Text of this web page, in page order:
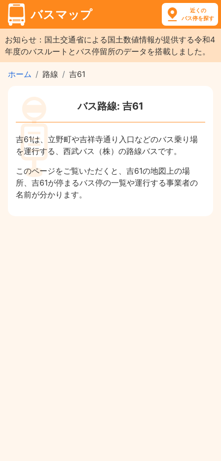
バスマップ
近くの
バス停を探す
お知らせ：国土交通省による国土数値情報が提供する令和4
年度のバスルートとバス停留所のデータを搭載しました。
ホーム 路線 吉61
バス路線: 吉61
吉61は、立野町や吉祥寺通り入口などのバス乗り場
を運行する、西武バス（株）の路線バスです。
このページをご覧いただくと、吉61の地図上の場
所、吉61が停まるバス停の一覧や運行する事業者の
名前が分かります。